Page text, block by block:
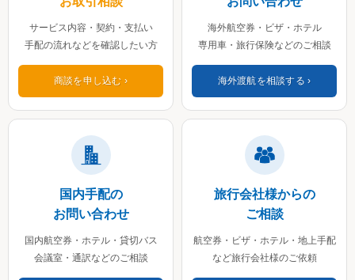
サービス内容・契約・支払い
手配の流れなどを確認したい方
商談を申し込む
海外航空券・ビザ・ホテル
専用車・旅行保険などのご相談
海外渡航を相談する
国内手配の
お問い合わせ
国内航空券・ホテル・貸切バス
会議室・通訳などのご相談
旅行会社様からの
ご相談
航空券・ビザ・ホテル・地上手配
など旅行会社様のご依頼